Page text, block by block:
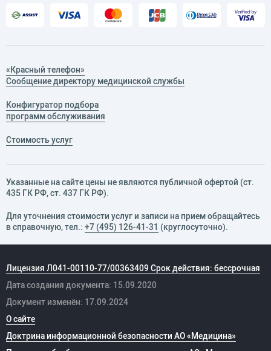
«Красный телефон»
Сообщение директору медицинской службы
Конфигуратор подбора
программ обслуживания
Стоимость услуг
Указанные на сайте цены не являются публичной офертой (ст.
435 ГК РФ, cт. 437 ГК РФ).
Для уточнения стоимости услуг и записи на прием обращайтесь
в справочную, тел.: +7 (495) 126-41-31 (круглосуточно).
Лицензия Л041-00110-77/00363409 Срок действия: бессрочная
Дата создания документа: 15.09.2020
Документ изменён: 17.09.2024
О сайте
Доктрина информационной безопасности АО «Медицина»